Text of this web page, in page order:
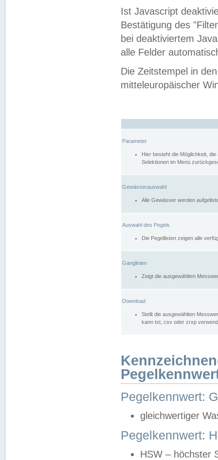
Ist Javascript
Bestätigung des
bei deaktiviertem
alle Felder
Die Zeitstempel in
mitteleuropäischer
Parameter
Hier besteht die Möglichkeit,
Selektionen im Menü
Gewässerauswahl
Alle Gewässer werden
Auswahl des Pegels
Die Pegellisten zeigen alle
Ganglinien
Zeigt die ausgewählten
Download
Stellt die ausgewählten
kann txt, csv oder zrxp
Pegelkennwert:
gleichwertiger
Pegelkennwert:
HSW – höchster